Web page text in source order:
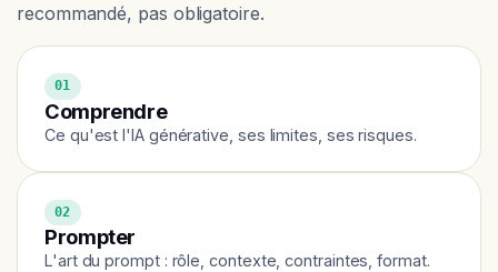
recommandé, pas obligatoire.
01
Comprendre
Ce qu'est l'IA générative, ses limites, ses risques.
02
Prompter
L'art du prompt : rôle, contexte, contraintes, format.